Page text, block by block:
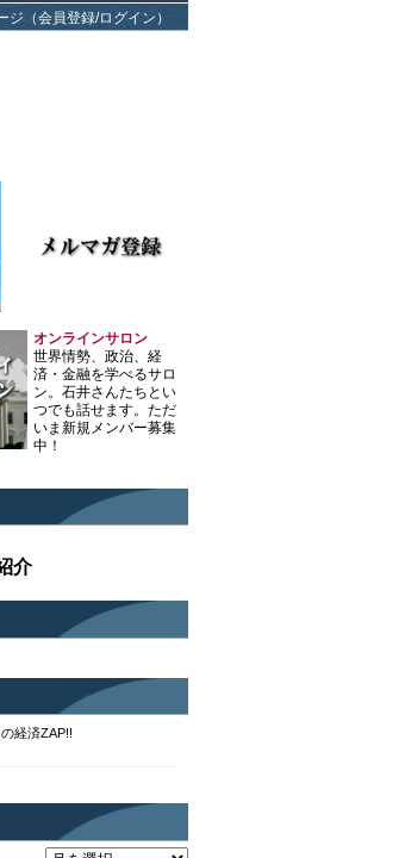
ジ（会員登録/ログイン）
オンラインサロン
世界情勢、政治、経
済・金融を学べるサロ
ン。石井さんたちとい
つでも話せます。ただ
いま新規メンバー募集
中！
介
経済ZAP!!